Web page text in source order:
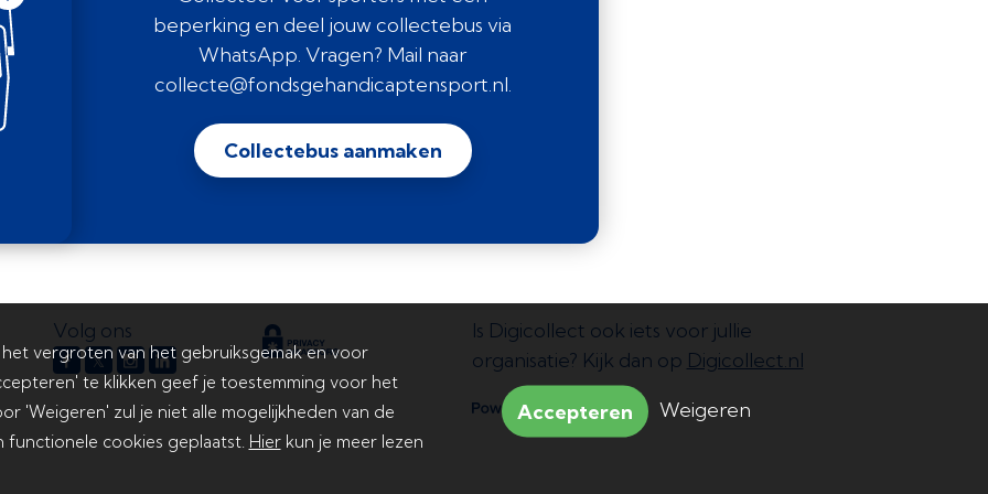
beperking en deel jouw collectebus via
WhatsApp. Vragen? Mail naar
collecte@fondsgehandicaptensport.nl.
Collectebus aanmaken
Volg ons
𝕏
Is Digicollect ook iets voor jullie
organisatie? Kijk dan op Digicollect.nl
vergroten van het gebruiksgemak en voor
te klikken geef je toestemming voor het
'Weigeren' zul je niet alle mogelijkheden van de
functionele cookies geplaatst. Hierkun je meer lezen
Accepteren Weigeren